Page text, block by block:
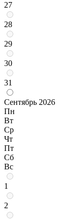
27
28
29
30
31
Сентябрь 2026
Пн
Вт
Ср
Чт
Пт
Сб
Вс
1
2